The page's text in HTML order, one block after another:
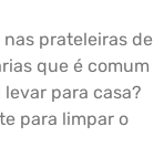
prateleiras de
que é comum
para casa?
para limpar o